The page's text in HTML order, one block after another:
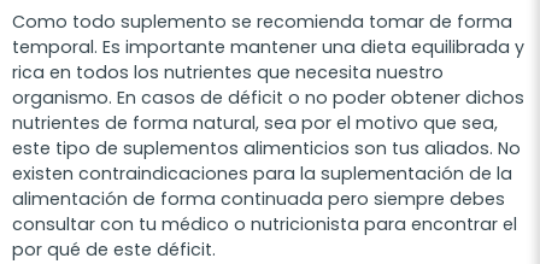
Como todo suplemento se recomienda tomar de forma
temporal. Es importante mantener una dieta equilibrada y
rica en todos los nutrientes que necesita nuestro
organismo. En casos de déficit o no poder obtener dichos
nutrientes de forma natural, sea por el motivo que sea,
este tipo de suplementos alimenticios son tus aliados. No
existen contraindicaciones para la suplementación de la
alimentación de forma continuada pero siempre debes
consultar con tu médico o nutricionista para encontrar el
por qué de este déficit.